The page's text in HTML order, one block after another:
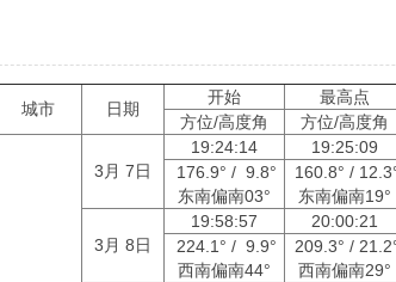
城市 日期
开始 最高点
方位/高度角 方位/高度角
3月 7日
19:24:14 19:25:09
176.9° / 9.8°
东南偏南03°
160.8° /
东南偏南19°
3月 8日
19:58:57 20:00:21
224.1° / 9.9°
西南偏南44°
209.3° /
西南偏南29°